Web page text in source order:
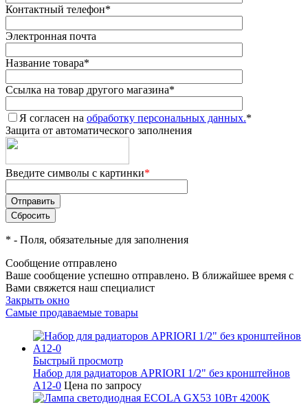
Контактный телефон*
Электронная почта
Название товара*
Ссылка на товар другого магазина*
Я согласен на обработку персональных данных.*
Защита от автоматического заполнения
Введите символы с картинки*
* - Поля, обязательные для заполнения
Сообщение отправлено
Ваше сообщение успешно отправлено. В ближайшее время с
Вами свяжется наш специалист
Закрыть окно
Самые продаваемые товары
Быстрый просмотр
Набор для радиаторов APRIORI 1/2" без кронштейнов
A12-0 Цена по запросу